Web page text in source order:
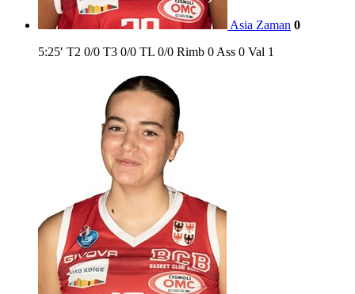
Asia Zaman 0
5:25′ T2 0/0 T3 0/0 TL 0/0 Rimb 0 Ass 0 Val 1